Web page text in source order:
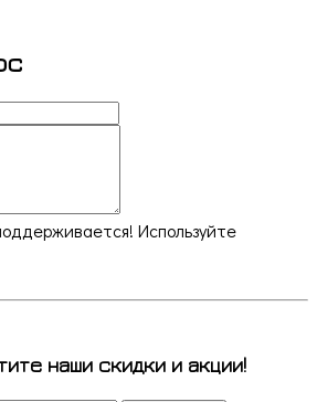
Используйте
наши скидки и акции!